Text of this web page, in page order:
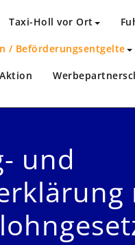
Taxi-Holl vor Ort
/ Beförderungsentgelte
und